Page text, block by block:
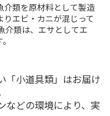
類を原材料として製造
エビ・カニが混じって
介類は、エサとしてエ
「小道具類」はお届け
などの環境により、実